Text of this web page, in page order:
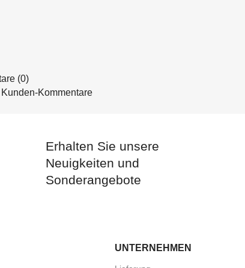
(0)
Kommentare
Erhalten Sie unsere
Neuigkeiten und
Sonderangebote
UNTERNEHMEN